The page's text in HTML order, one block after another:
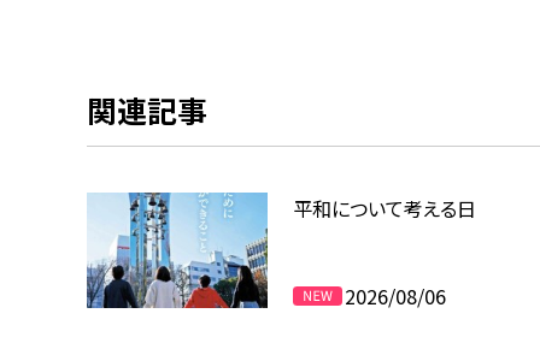
関連記事
平和について考える日
2026/08/06